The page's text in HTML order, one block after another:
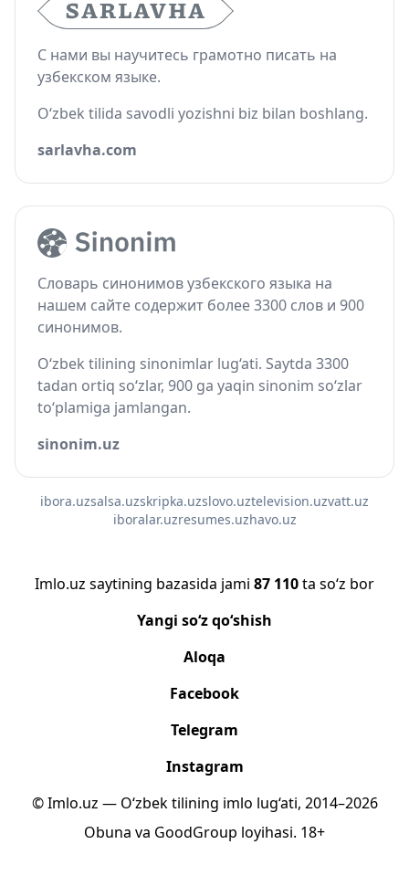
С нами вы научитесь грамотно писать на
узбекском языке.
O‘zbek tilida savodli yozishni biz bilan boshlang.
sarlavha.com
Словарь синонимов узбекского языка на
нашем сайте содержит более 3300 слов и 900
синонимов.
O‘zbek tilining sinonimlar lug‘ati. Saytda 3300
tadan ortiq so‘zlar, 900 ga yaqin sinonim so‘zlar
to‘plamiga jamlangan.
sinonim.uz
ibora.uzsalsa.uzskripka.uzslovo.uztelevision.uzvatt.uz
iboralar.uzresumes.uzhavo.uz
Imlo.uz saytining bazasida jami 87 110ta so‘z bor
Yangi so‘z qo‘shish
Aloqa
Facebook
Telegram
Instagram
© Imlo.uz — O‘zbek tilining imlo lug‘ati, 2014–2026
Obuna va GoodGroup loyihasi. 18+